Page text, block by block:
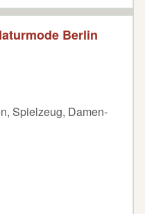
Berlin
Spielzeug, Damen-